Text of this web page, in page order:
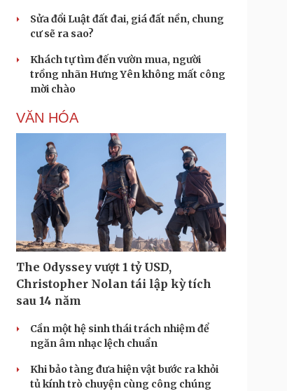
Sửa đổi Luật đất đai, giá đất nền, chung
cư sẽ ra sao?
Khách tự tìm đến vườn mua, người
trồng nhãn Hưng Yên không mất công
mời chào
VĂN HÓA
The Odyssey vượt 1 tỷ USD,
Christopher Nolan tái lập kỳ tích
sau 14 năm
Cần một hệ sinh thái trách nhiệm để
ngăn âm nhạc lệch chuẩn
Khi bảo tàng đưa hiện vật bước ra khỏi
tủ kính trò chuyện cùng công chúng